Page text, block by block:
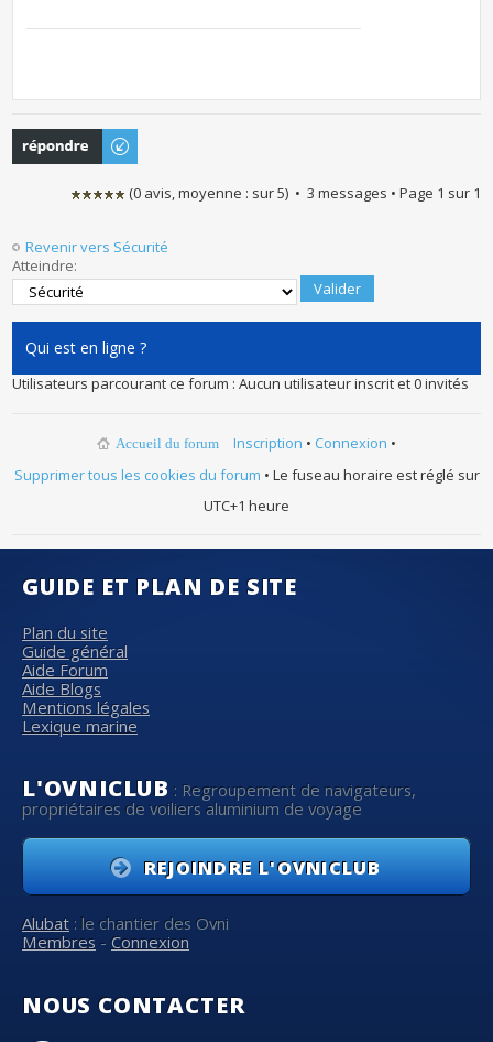
Publier une
réponse
(0avis, moyenne : sur5) • 3 messages • Page 1 sur 1
Revenir vers Sécurité
Atteindre:
Qui est en ligne ?
Utilisateurs parcourant ce forum : Aucun utilisateur inscrit et 0 invités
Accueil du forum Inscription • Connexion •
Supprimer tous les cookies du forum • Le fuseau horaire est réglé sur
UTC+1 heure
GUIDE ET PLAN DE SITE
Plan du site
Guide général
Aide Forum
Aide Blogs
Mentions légales
Lexique marine
L'OVNICLUB : Regroupement de navigateurs,
propriétaires de voiliers aluminium de voyage
REJOINDRE L'OVNICLUB
Alubat : le chantier des Ovni
Membres - Connexion
NOUS CONTACTER